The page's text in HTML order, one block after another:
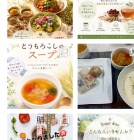
;
漢方の氣生薬局(豊島区大塚)
ント
漢方薬局主催の薬膳料理教室、
豊島区で開催しています！
次回は5/24(土)19:00-21:00
ご予約お待ちしています
https://reserva.be/kampoukio